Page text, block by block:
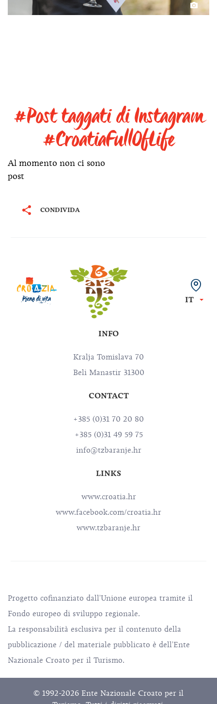
#Post taggati di Instagram
#CroatiaFullOfLife
Al momento non ci sono
post
CONDIVIDA
IT
INFO
Kralja Tomislava 70
Beli Manastir 31300
CONTACT
+385 (0)31 70 20 80
+385 (0)31 49 59 75
info@tzbaranje.hr
LINKS
www.croatia.hr
www.facebook.com/croatia.hr
www.tzbaranje.hr
Progetto cofinanziato dall'Unione europea tramite il
Fondo europeo di sviluppo regionale.
La responsabilità esclusiva per il contenuto della
pubblicazione / del materiale pubblicato è dell'Ente
Nazionale Croato per il Turismo.
© 1992-2026 Ente Nazionale Croato per il